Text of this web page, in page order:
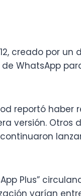
creado por
WhatsApp
reportó
versión. Otros
Plus”